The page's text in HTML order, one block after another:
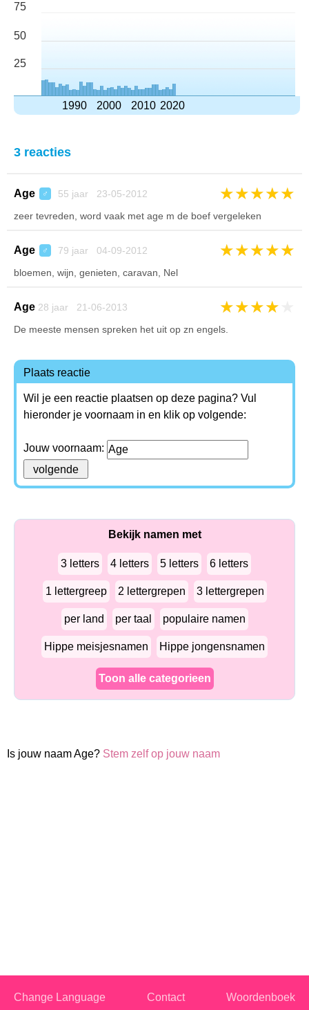
75
50
25
1990 2000 2010 2020
3 reacties
Age ♂ 55 jaar 23-05-2012 ★★★★★
zeer tevreden, word vaak met age m de boef vergeleken
Age ♂ 79 jaar 04-09-2012 ★★★★★
bloemen, wijn, genieten, caravan, Nel
Age 28 jaar 21-06-2013 ★★★★
De meeste mensen spreken het uit op zn engels.
Plaats reactie
Wil je een reactie plaatsen op deze pagina? Vul
hieronder je voornaam in en klik op volgende:
Jouw voornaam:
Bekijk namen met
3 letters 4 letters 5 letters 6 letters
1 lettergreep 2 lettergrepen 3 lettergrepen
per land per taal populaire namen
Hippe meisjesnamen Hippe jongensnamen
Toon alle categorieen
Is jouw naam Age? Stem zelf op jouw naam
Change Language Contact Woordenboek